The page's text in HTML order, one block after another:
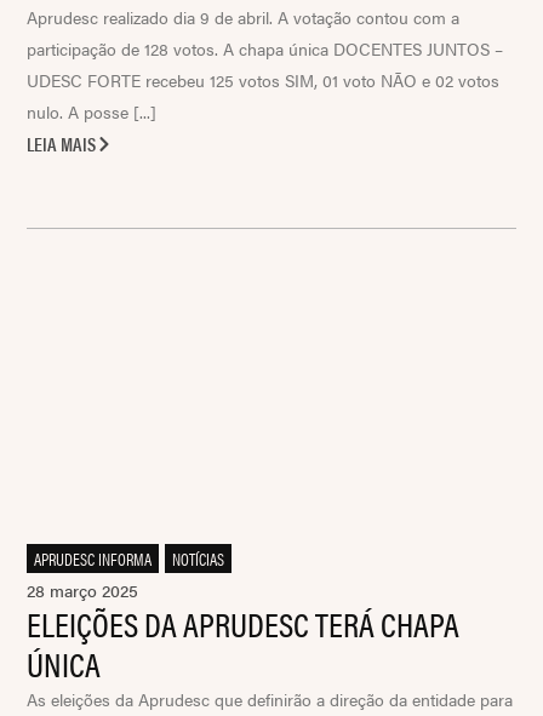
Aprudesc realizado dia 9 de abril. A votação contou com a
participação de 128 votos. A chapa única DOCENTES JUNTOS –
UDESC FORTE recebeu 125 votos SIM, 01 voto NÃO e 02 votos
nulo. A posse [...]
LEIA MAIS
APRUDESC INFORMA
NOTÍCIAS
28 março 2025
ELEIÇÕES DA APRUDESC TERÁ CHAPA
ÚNICA
As eleições da Aprudesc que definirão a direção da entidade para